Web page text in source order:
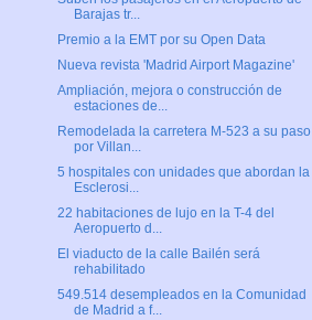
Barajas tr...
Premio a la EMT por su Open Data
Nueva revista 'Madrid Airport Magazine'
Ampliación, mejora o construcción de
estaciones de...
Remodelada la carretera M-523 a su paso
por Villan...
5 hospitales con unidades que abordan la
Esclerosi...
22 habitaciones de lujo en la T-4 del
Aeropuerto d...
El viaducto de la calle Bailén será
rehabilitado
549.514 desempleados en la Comunidad
de Madrid a f...